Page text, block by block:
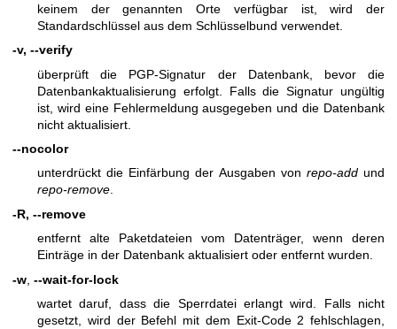
keinem der genannten Orte verfügbar ist, wird der
Standardschlüssel aus dem Schlüsselbund verwendet.
-v, --verify
überprüft die PGP-Signatur der Datenbank, bevor die
Datenbankaktualisierung erfolgt. Falls die Signatur ungültig
ist, wird eine Fehlermeldung ausgegeben und die Datenbank
nicht aktualisiert.
--nocolor
unterdrückt die Einfärbung der Ausgaben von repo-addund
repo-remove.
-R, --remove
entfernt alte Paketdateien vom Datenträger, wenn deren
Einträge in der Datenbank aktualisiert oder entfernt wurden.
-w --wait-for-lock
wartet daruf, dass die Sperrdatei erlangt wird. Falls nicht
gesetzt, wird der Befehl mit dem Exit-Code 2 fehlschlagen,